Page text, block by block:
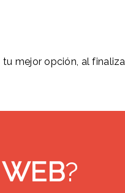
mejor opción, al
?